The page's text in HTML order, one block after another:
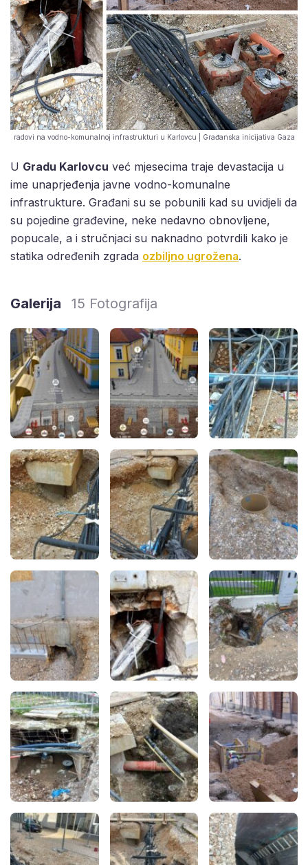
radovi na vodno-komunalnoj infrastrukturi u Karlovcu | Građanska inicijativa Gaza
U Gradu Karlovcu već mjesecima traje devastacija u
ime unaprjeđenja javne vodno-komunalne
infrastrukture. Građani su se pobunili kad su uvidjeli da
su pojedine građevine, neke nedavno obnovljene,
popucale, a i stručnjaci su naknadno potvrdili kako je
statika određenih zgrada ozbiljno ugrožena.
Galerija 15 Fotografija